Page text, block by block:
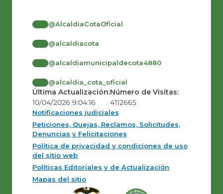
@AlcaldiaCotaOficial
@alcaldiacota
@alcaldiamunicipaldecota4880
@alcaldia_cota_oficial
Última Actualización:
10/04/2026 9:04:16
Número de Visitas:
4112665
Notificaciones judiciales
Peticiones, Quejas, Reclamos, Solicitudes,
Denuncias y Felicitaciones
Política de privacidad y condiciones de uso
del sitio web
Políticas Editoriales y de Actualización
Mapas del sitio